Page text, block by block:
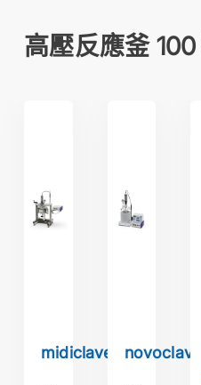
高壓反應釜
midiclave